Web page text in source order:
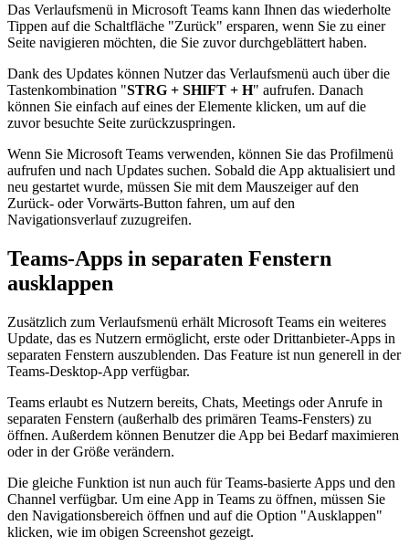
Das Verlaufsmenü in Microsoft Teams kann Ihnen das wiederholte
Tippen auf die Schaltfläche "Zurück" ersparen, wenn Sie zu einer
Seite navigieren möchten, die Sie zuvor durchgeblättert haben.
Dank des Updates können Nutzer das Verlaufsmenü auch über die
Tastenkombination "STRG + SHIFT + H" aufrufen. Danach
können Sie einfach auf eines der Elemente klicken, um auf die
zuvor besuchte Seite zurückzuspringen.
Wenn Sie Microsoft Teams verwenden, können Sie das Profilmenü
aufrufen und nach Updates suchen. Sobald die App aktualisiert und
neu gestartet wurde, müssen Sie mit dem Mauszeiger auf den
Zurück- oder Vorwärts-Button fahren, um auf den
Navigationsverlauf zuzugreifen.
Teams-Apps in separaten Fenstern
ausklappen
Zusätzlich zum Verlaufsmenü erhält Microsoft Teams ein weiteres
Update, das es Nutzern ermöglicht, erste oder Drittanbieter-Apps in
separaten Fenstern auszublenden. Das Feature ist nun generell in der
Teams-Desktop-App verfügbar.
Teams erlaubt es Nutzern bereits, Chats, Meetings oder Anrufe in
separaten Fenstern (außerhalb des primären Teams-Fensters) zu
öffnen. Außerdem können Benutzer die App bei Bedarf maximieren
oder in der Größe verändern.
Die gleiche Funktion ist nun auch für Teams-basierte Apps und den
Channel verfügbar. Um eine App in Teams zu öffnen, müssen Sie
den Navigationsbereich öffnen und auf die Option "Ausklappen"
klicken, wie im obigen Screenshot gezeigt.